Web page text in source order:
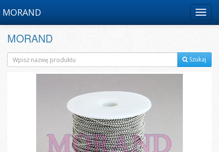
Menu
MORAND
MORAND
Szukaj